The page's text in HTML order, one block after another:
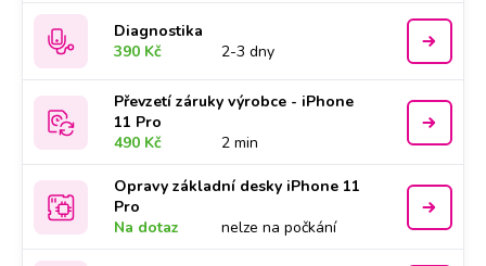
Diagnostika
390 Kč
2-3 dny
Převzetí záruky výrobce - iPhone
11 Pro
490 Kč
2 min
Opravy základní desky iPhone 11
Pro
Na dotaz
nelze na počkání